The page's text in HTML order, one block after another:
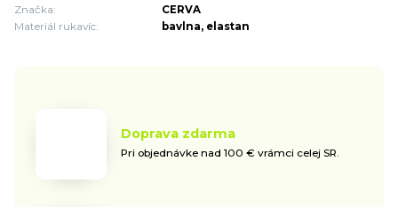
Značka:
CERVA
Materiál rukavíc:
bavlna, elastan
Doprava zdarma
Pri objednávke nad 100 € vrámci celej SR.